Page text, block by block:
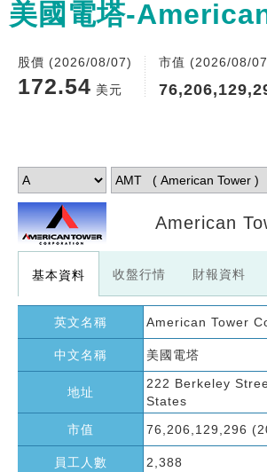
美國電塔-
股價 (2026/08/07)
172.54 美元
市值 (2026/08/
American
基本資料 收盤行情 財報資料
英文名稱 American Tower
中文名稱 美國電塔
地址
222 Berkeley
States
市值
76,206,129,296
員工人數 2,388